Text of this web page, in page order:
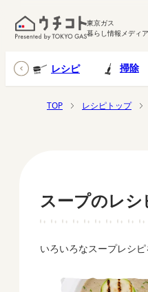
東京ガス
暮らし情報メディア
レシピ 掃除
TOP レシピトップ
スープのレシ
いろいろなスープレシピ